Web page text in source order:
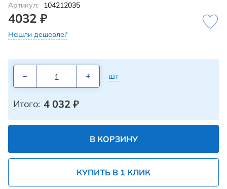
Артикул:
104212035
4032 ₽
Нашли дешевле?
шт
Итого: 4 032 ₽
В КОРЗИНУ
КУПИТЬ В 1 КЛИК